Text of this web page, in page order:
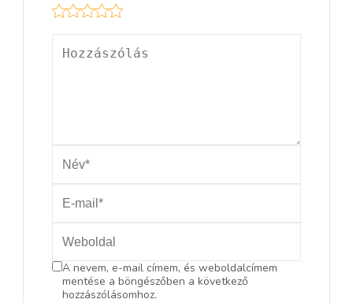
A nevem, e-mail címem, és weboldalcímem
mentése a böngészőben a következő
hozzászólásomhoz.